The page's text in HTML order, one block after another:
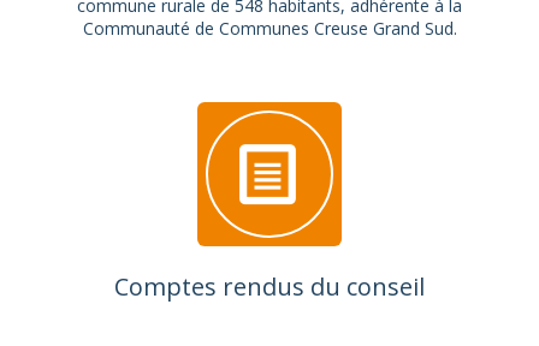
Communauté de Communes Creuse Grand Sud.
Comptes rendus du conseil